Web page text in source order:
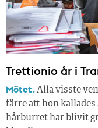
Trettionio år i
Mötet.Alla visste
färre att hon
hårburret har blivit